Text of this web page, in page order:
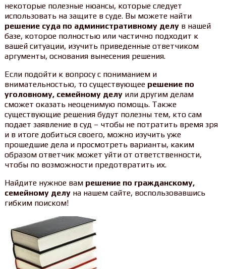
некоторые полезные нюансы, которые следует
использовать на защите в суде. Вы можете найти
решение суда по административному делув нашей
базе, которое полностью или частично подходит к
вашей ситуации, изучить приведенные ответчиком
аргументы, основания вынесения решения.
Если подойти к вопросу с пониманием и
внимательностью, то существующее решение по
уголовному, семейному делуили другим делам
сможет оказать неоценимую помощь. Также
существующие решения будут полезны тем, кто сам
подает заявление в суд – чтобы не потратить время зря
и в итоге добиться своего, можно изучить уже
прошедшие дела и просмотреть варианты, каким
образом ответчик может уйти от ответственности,
чтобы по возможности предотвратить их.
Найдите нужное вам решение по гражданскому,
семейному делуна нашем сайте, воспользовавшись
гибким поиском!